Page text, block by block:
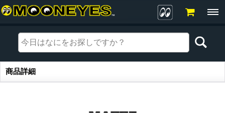
商品詳細
商品詳細